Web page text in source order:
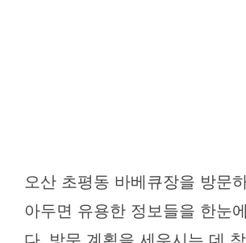
오산 초평동 바베큐장을 방문
아두면 유용한 정보들을 한눈